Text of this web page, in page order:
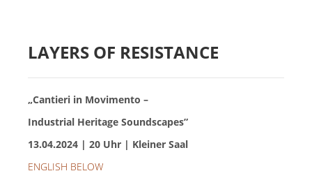
LAYERS OF RESISTANCE
„Cantieri in Movimento –
Industrial Heritage Soundscapes”
13.04.2024 | 20 Uhr | Kleiner Saal
ENGLISH BELOW